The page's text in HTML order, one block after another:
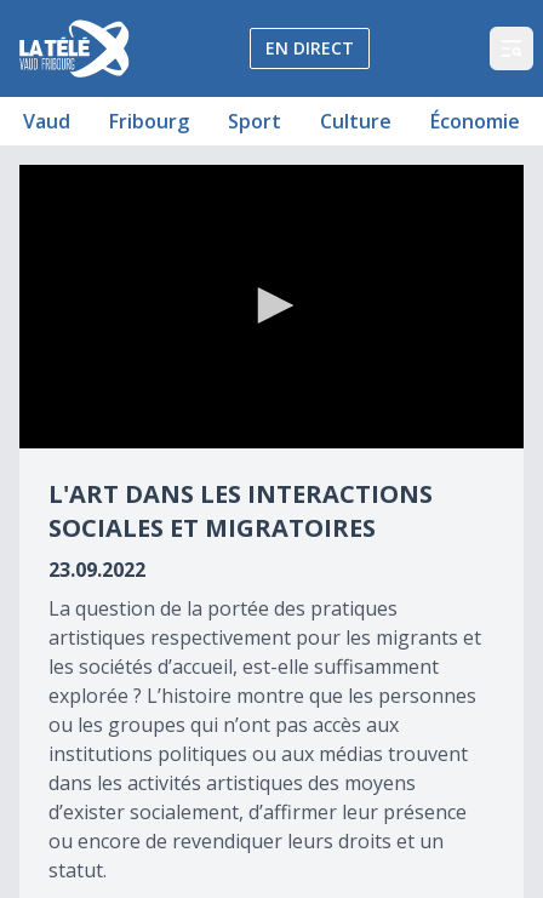
La Télé - Télévision régionale Vaud et Fribourg
EN DIRECT
Vaud Fribourg Sport Culture Économie
minutes,
seconds
L'ART DANS LES INTERACTIONS
SOCIALES ET MIGRATOIRES
23.09.2022
La question de la portée des pratiques
artistiques respectivement pour les migrants et
les sociétés d’accueil, est-elle suffisamment
explorée ? L’histoire montre que les personnes
ou les groupes qui n’ont pas accès aux
institutions politiques ou aux médias trouvent
dans les activités artistiques des moyens
d’exister socialement, d’affirmer leur présence
ou encore de revendiquer leurs droits et un
statut.